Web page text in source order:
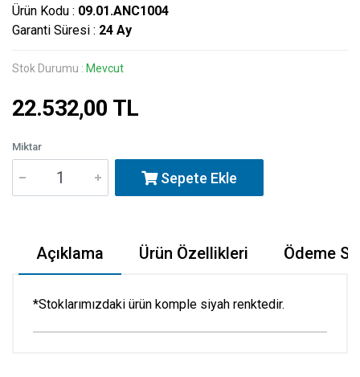
Ürün Kodu : 09.01.ANC1004
Garanti Süresi : 24 Ay
Stok Durumu : Mevcut
22.532,00 TL
Miktar
Sepete Ekle
Açıklama Ürün Özellikleri Ödeme
*Stoklarımızdaki ürün komple siyah renktedir.